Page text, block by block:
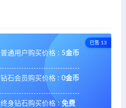
已售 13
普通用户购买价格 : 5金币
钻石会员购买价格 : 0金币
终身钻石购买价格 : 免费